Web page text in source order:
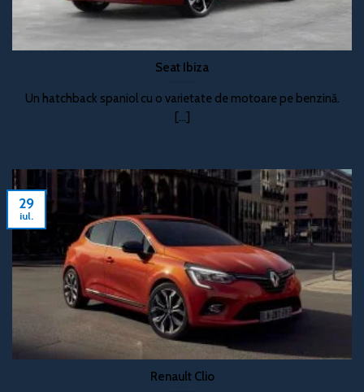
Seat Ibiza
Un hatchback spaniol cu o varietate de motoare pe benzină.
[...]
Renault Clio
29
iul.